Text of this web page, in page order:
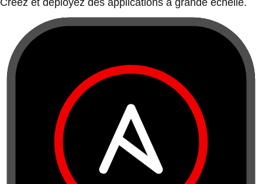
Créez et déployez des applications à grande échelle.